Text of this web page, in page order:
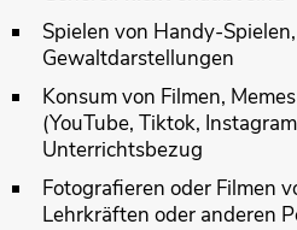
Spielen von Handy-
Gewaltdarstellungen
Konsum von Filmen,
(YouTube, Tiktok,
Unterrichtsbezug
Fotografieren oder Filmen
Lehrkräften oder anderen